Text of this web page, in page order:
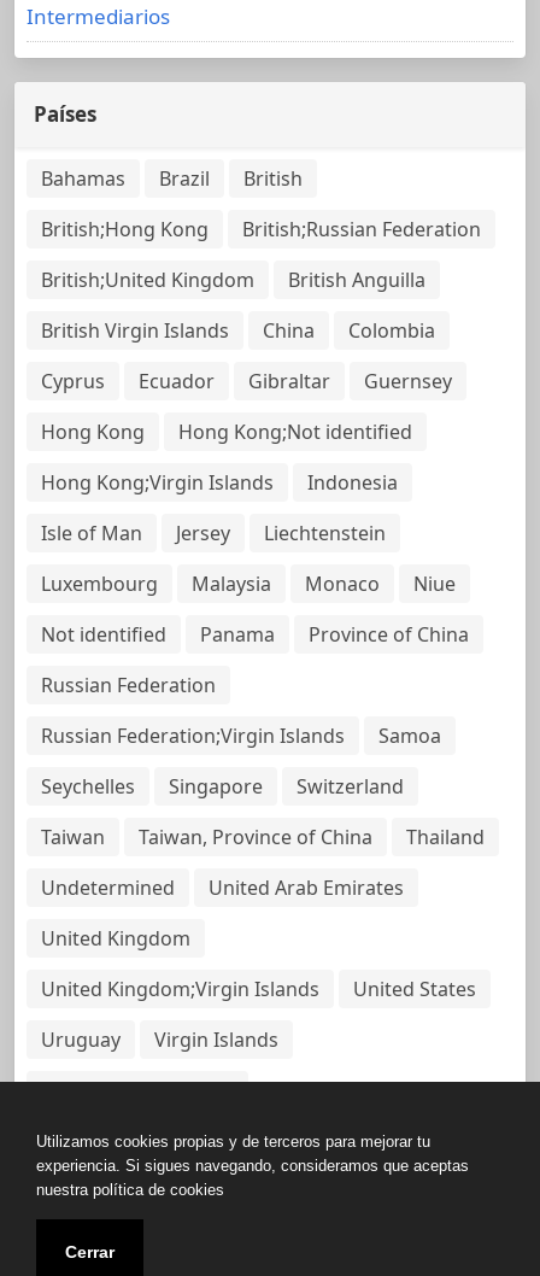
Intermediarios
Países
Bahamas Brazil
British
British;Hong Kong
British;Russian Federation
British;United Kingdom
British Anguilla
British Virgin Islands
China
Colombia
Cyprus
Ecuador Gibraltar
Guernsey
Hong Kong
Hong Kong;Not identified
Hong Kong;Virgin Islands
Indonesia
Isle of Man
Jersey
Liechtenstein
Luxembourg
Malaysia Monaco
Niue
Not identified
Panama
Province of China
Russian Federation
Russian Federation;Virgin Islands
Samoa
Seychelles
Singapore
Switzerland
Taiwan
Taiwan, Province of China
Thailand
Undetermined
United Arab Emirates
United Kingdom
United Kingdom;Virgin Islands
United States
Uruguay
Virgin Islands
Virgin Islands, British
Copyright © All rights reserved.
Utilizamos cookies propias y de terceros para mejorar tu
experiencia. Si sigues navegando, consideramos que aceptas
nuestra política de cookies
Cerrar